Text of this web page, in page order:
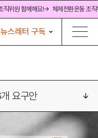
위원 함께해요!→ 체제전환운동 조직
뉴스레터 구독
요구안